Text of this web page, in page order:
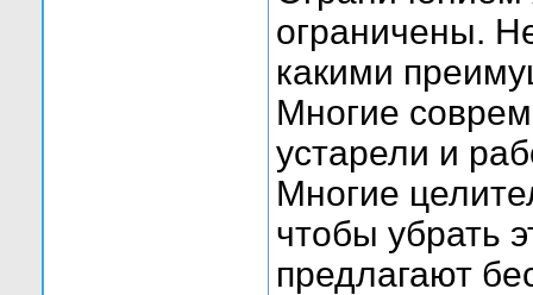
ограничены.
какими
Многие
устарели и
Многие
чтобы убрать
предлагают